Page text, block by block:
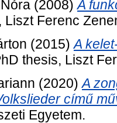
(2008)A
Liszt Ferenc
(2015)A
thesis, Liszt
(2020)A
című
Egyetem.